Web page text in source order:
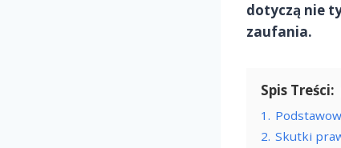
dotyczą nie
zaufania.
Spis Treści:
1.
2. Skutki